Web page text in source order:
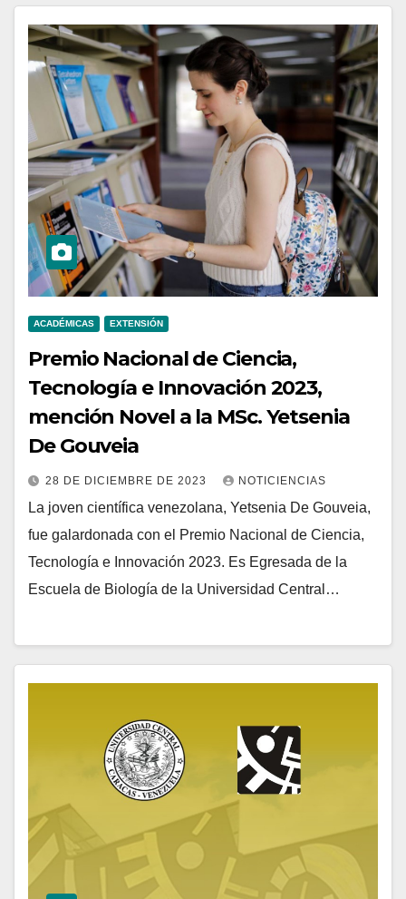
ACADÉMICAS EXTENSIÓN
Premio Nacional de Ciencia,
Tecnología e Innovación 2023,
mención Novel a la MSc. Yetsenia
De Gouveia
28 DE DICIEMBRE DE 2023 NOTICIENCIAS
La joven científica venezolana, Yetsenia De Gouveia,
fue galardonada con el Premio Nacional de Ciencia,
Tecnología e Innovación 2023. Es Egresada de la
Escuela de Biología de la Universidad Central…